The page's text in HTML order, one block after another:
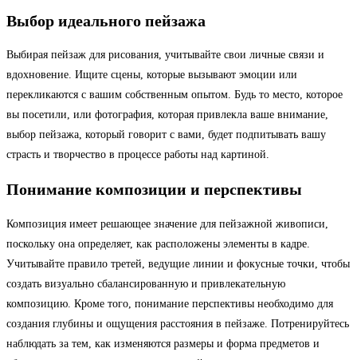
Выбор идеального пейзажа
Выбирая пейзаж для рисования, учитывайте свои личные связи и
вдохновение. Ищите сцены, которые вызывают эмоции или
перекликаются с вашим собственным опытом. Будь то место, которое
вы посетили, или фотография, которая привлекла ваше внимание,
выбор пейзажа, который говорит с вами, будет подпитывать вашу
страсть и творчество в процессе работы над картиной.
Понимание композиции и перспективы
Композиция имеет решающее значение для пейзажной живописи,
поскольку она определяет, как расположены элементы в кадре.
Учитывайте правило третей, ведущие линии и фокусные точки, чтобы
создать визуально сбалансированную и привлекательную
композицию. Кроме того, понимание перспективы необходимо для
создания глубины и ощущения расстояния в пейзаже. Потренируйтесь
наблюдать за тем, как изменяются размеры и форма предметов и